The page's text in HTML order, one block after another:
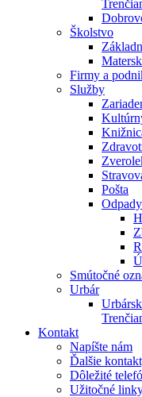
Školstvo
Firmy a
Služby
Pošta
Smútočné
Urbár
Kontakt
Napíšte nám
Ďalšie
Dôležité
Užitočné